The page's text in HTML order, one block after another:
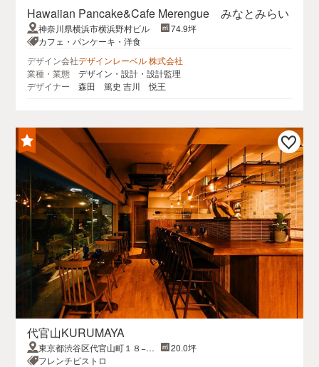
Hawaiian Pancake&Cafe Merengue みなとみらい
神奈川県横浜市横浜野村ビル
74.9坪
カフェ・パンケーキ・洋食
デザイン会社デザインレーベル 株式会社
業種・業態
デザイン・設計・設計監理
デザイナー
森田 篤史 吉川 悦王
代官山KURUMAYA
東京都渋谷区代官山町１８−３
ベステックビル 2F
20.0坪
フレンチビストロ